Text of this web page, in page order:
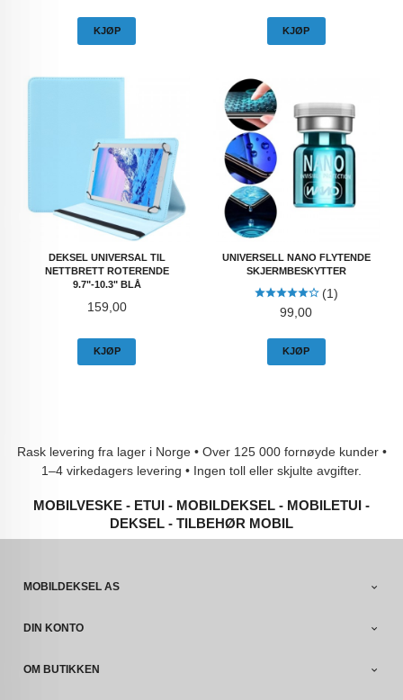
KJØP KJØP
DEKSEL UNIVERSAL TIL
NETTBRETT ROTERENDE
9.7"-10.3" BLÅ
Pris
159,00
KJØP
UNIVERSELL NANO FLYTENDE
SKJERMBESKYTTER
(1)
Pris
99,00
KJØP
Rask levering fra lager i Norge • Over 125 000 fornøyde kunder •
1–4 virkedagers levering • Ingen toll eller skjulte avgifter.
MOBILVESKE - ETUI - MOBILDEKSEL - MOBILETUI -
DEKSEL - TILBEHØR MOBIL
MOBILDEKSEL AS
DIN KONTO
OM BUTIKKEN